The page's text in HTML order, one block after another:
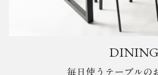
DINING
毎日使うテーブルの